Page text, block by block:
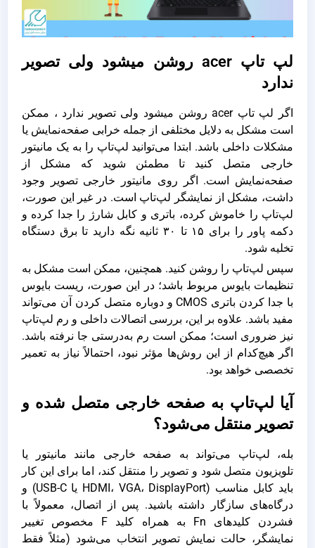
لپ تاپ acer روشن میشود ولی تصویر
ندارد
اگر لپ تاپ acer روشن میشود ولی تصویر ندارد ، ممکن
است مشکل به دلایل مختلفی از جمله خرابی صفحه‌نمایش یا
مشکلات داخلی باشد. ابتدا می‌توانید لپ‌تاپ را به یک مانیتور
خارجی متصل کنید تا مطمئن شوید که مشکل از
صفحه‌نمایش است. اگر روی مانیتور خارجی تصویر وجود
داشت، مشکل از نمایشگر لپ‌تاپ است. در غیر این صورت،
لپ‌تاپ را خاموش کرده، باتری و کابل شارژ را جدا کرده و
دکمه پاور را برای ۱۵ تا ۳۰ ثانیه نگه دارید تا برق دستگاه
تخلیه شود.
سپس لپ‌تاپ را روشن کنید. همچنین، ممکن است مشکل به
تنظیمات بایوس مربوط باشد؛ در این صورت، ریست بایوس
با جدا کردن باتری CMOS و دوباره متصل کردن آن می‌تواند
مفید باشد. علاوه بر این، بررسی اتصالات داخلی و رم لپ‌تاپ
نیز ضروری است؛ ممکن است رم به‌درستی جا نرفته باشد.
اگر هیچ‌کدام از این روش‌ها مؤثر نبود، احتمالاً نیاز به تعمیر
تخصصی خواهد بود.
آیا لپ‌تاپ به صفحه خارجی متصل شده و
تصویر منتقل می‌شود؟
بله، لپ‌تاپ می‌تواند به صفحه خارجی مانند مانیتور یا
تلویزیون متصل شود و تصویر را منتقل کند، اما برای این کار
باید کابل مناسب (HDMI، VGA، DisplayPort یا USB-C) و
درگاه‌های سازگار داشته باشید. پس از اتصال، معمولاً با
فشردن کلیدهای Fn به همراه کلید F مخصوص تغییر
نمایشگر، حالت نمایش تصویر انتخاب می‌شود (مثلاً فقط